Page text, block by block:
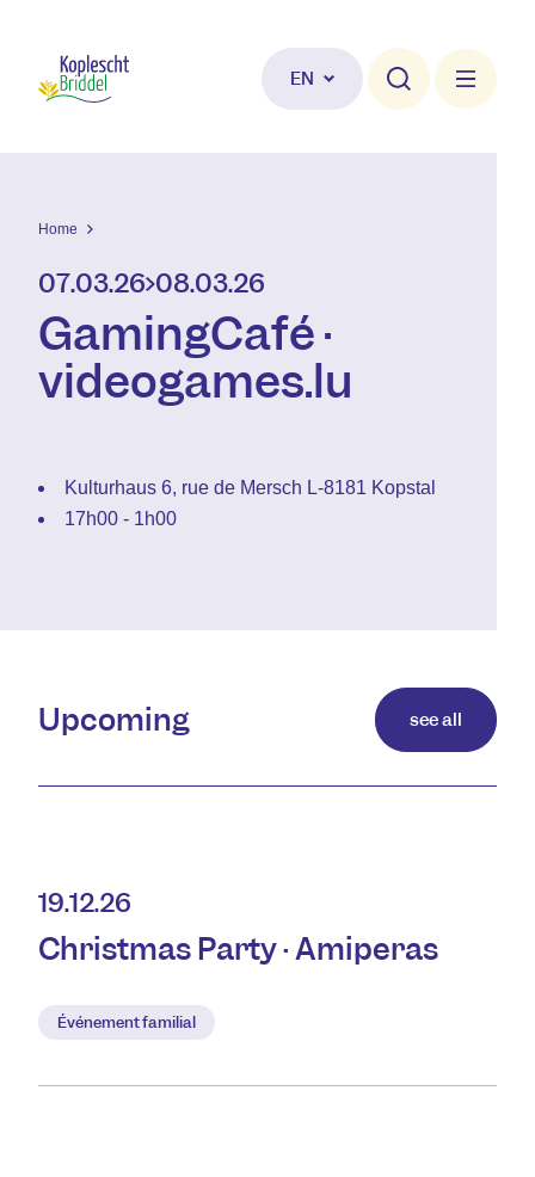
EN
Home
07.03.26 08.03.26
GamingCafé ·
videogames.lu
Kulturhaus 6, rue de Mersch L-8181 Kopstal
17h00 - 1h00
Upcoming see all
19.12.26
Christmas Party · Amiperas
Événement familial